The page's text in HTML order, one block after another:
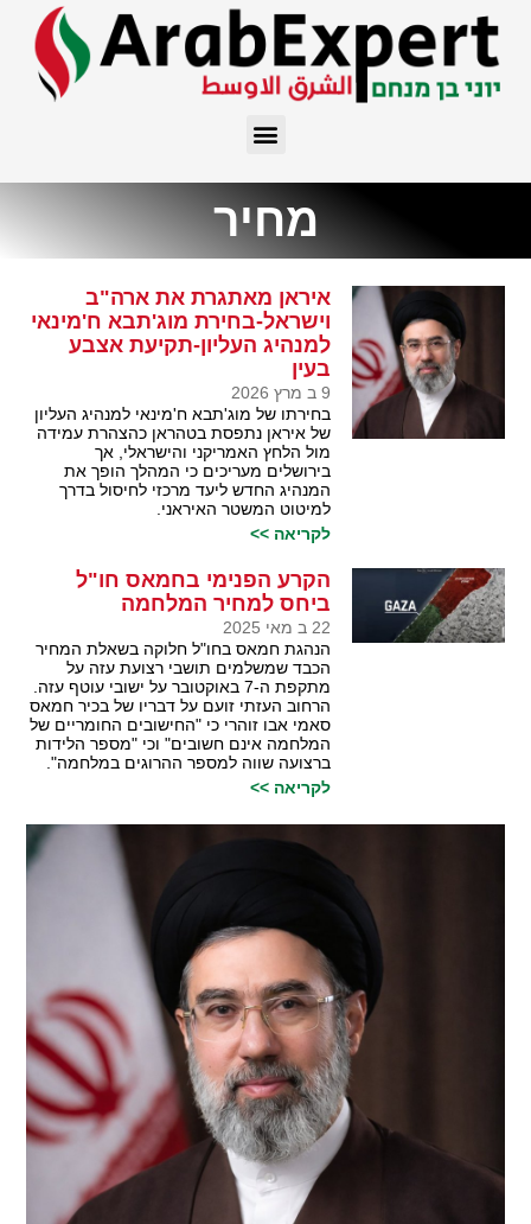
מחיר
איראן מאתגרת את ארה"ב
וישראל-בחירת מוג'תבא ח'מינאי
למנהיג העליון-תקיעת אצבע
בעין
9 ב מרץ 2026
בחירתו של מוג'תבא ח'מינאי למנהיג העליון
של איראן נתפסת בטהראן כהצהרת עמידה
מול הלחץ האמריקני והישראלי, אך
בירושלים מעריכים כי המהלך הופך את
המנהיג החדש ליעד מרכזי לחיסול בדרך
למיטוט המשטר האיראני.
לקריאה >>
הקרע הפנימי בחמאס חו"ל
ביחס למחיר המלחמה
22 ב מאי 2025
הנהגת חמאס בחו"ל חלוקה בשאלת המחיר
הכבד שמשלמים תושבי רצועת עזה על
מתקפת ה-7 באוקטובר על ישובי עוטף עזה.
הרחוב העזתי זועם על דבריו של בכיר חמאס
סאמי אבו זוהרי כי "החישובים החומריים של
המלחמה אינם חשובים" וכי "מספר הלידות
ברצועה שווה למספר ההרוגים במלחמה".
לקריאה >>